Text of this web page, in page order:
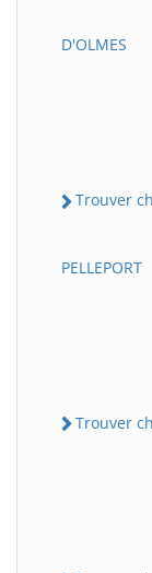
D'OLMES
Trouver
PELLEPORT
Trouver